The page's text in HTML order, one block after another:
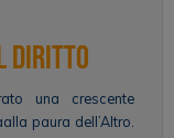
diritto
una crescente
paura dell’Altro.